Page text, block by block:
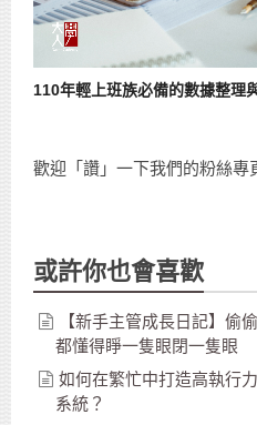
110年輕上班族必備的數據整理
歡迎「讚」一下我們的粉絲專
或許你也會喜歡
【新手主管成長日記】偷
都懂得睜一隻眼閉一隻眼
如何在繁忙中打造高執行
系統？